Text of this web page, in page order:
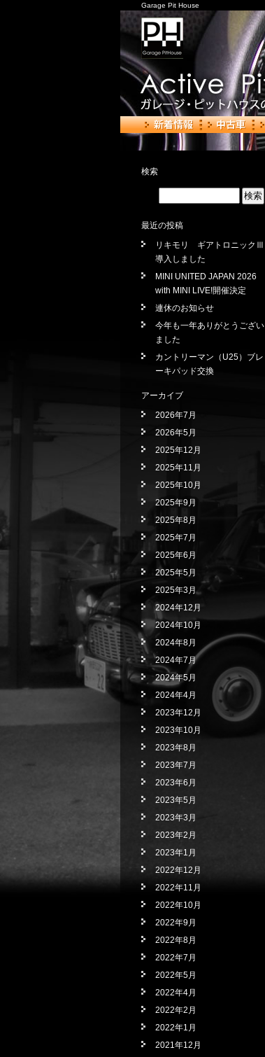
Garage Pit House
検索
最近の投稿
リキモリ ギアトロニックⅢ
導入しました
MINI UNITED JAPAN 2026
with MINI LIVE!開催決定
連休のお知らせ
今年も一年ありがとうござい
ました
カントリーマン（U25）ブレ
ーキパッド交換
アーカイブ
2026年7月
2026年5月
2025年12月
2025年11月
2025年10月
2025年9月
2025年8月
2025年7月
2025年6月
2025年5月
2025年3月
2024年12月
2024年10月
2024年8月
2024年7月
2024年5月
2024年4月
2023年12月
2023年10月
2023年8月
2023年7月
2023年6月
2023年5月
2023年3月
2023年2月
2023年1月
2022年12月
2022年11月
2022年10月
2022年9月
2022年8月
2022年7月
2022年5月
2022年4月
2022年2月
2022年1月
2021年12月